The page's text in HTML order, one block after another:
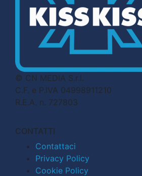
© CN MEDIA S.r.l.
C.F. e P.IVA 04998911210
R.E.A. n. 727803
CONTATTI
Contattaci
Privacy Policy
Cookie Policy